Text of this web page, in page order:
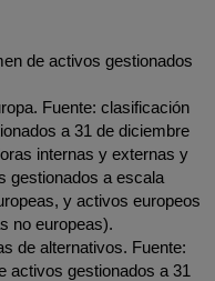
de activos gestionados
Fuente: clasificación
a 31 de diciembre
internas y externas y
gestionados a escala
y activos europeos
no europeas).
de alternativos. Fuente:
activos gestionados a 31